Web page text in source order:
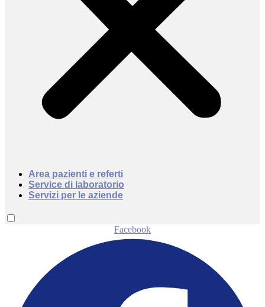
Area pazienti e referti
Service di laboratorio
Servizi per le aziende
Facebook